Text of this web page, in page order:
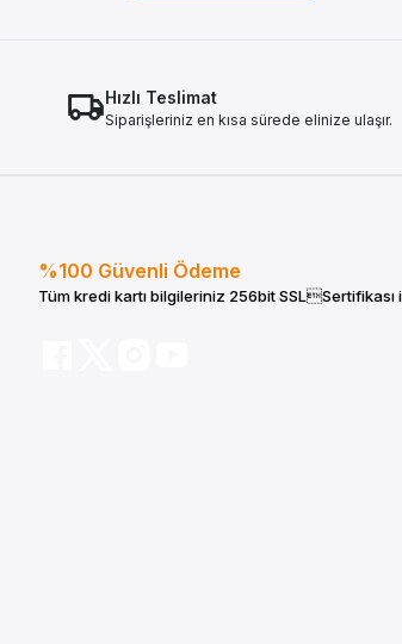
Hızlı Teslimat
Siparişleriniz en kısa sürede elinize ulaşır.
%100 Güvenli Ödeme
Tüm kredi kartı bilgileriniz 256bit SSLSertifikası